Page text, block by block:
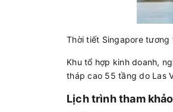
Thời tiết Singapore tương
Khu tổ hợp kinh doanh,
tháp cao 55 tầng do Las
Lịch trình tham khảo